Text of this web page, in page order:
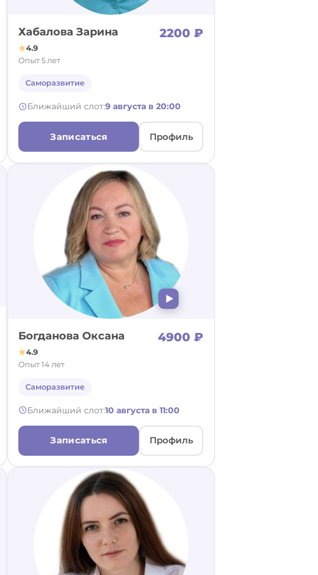
Хабалова Зарина 2200 ₽
4.9
Опыт 5 лет
Саморазвитие
Ближайший слот:9 августа в 20:00
Записаться Профиль
Богданова Оксана 4900 ₽
4.9
Опыт 14 лет
Саморазвитие
Ближайший слот:10 августа в 11:00
Записаться Профиль